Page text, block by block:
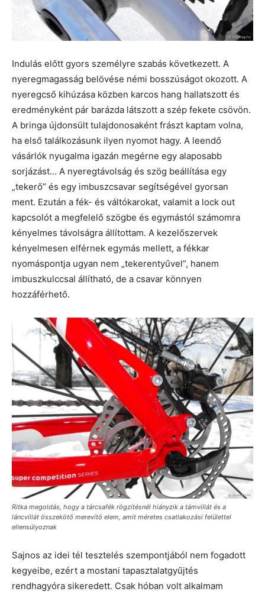
Indulás előtt gyors személyre szabás következett. A
nyeregmagasság belövése némi bosszúságot okozott. A
nyeregcső kihúzása közben karcos hang hallatszott és
eredményként pár barázda látszott a szép fekete csövön.
A bringa újdonsült tulajdonosaként frászt kaptam volna,
ha első találkozásunk ilyen nyomot hagy. A leendő
vásárlók nyugalma igazán megérne egy alaposabb
sorjázást… A nyeregtávolság és szög beállítása egy
„tekerő” és egy imbuszcsavar segítségével gyorsan
ment. Ezután a fék- és váltókarokat, valamit a lock out
kapcsolót a megfelelő szögbe és egymástól számomra
kényelmes távolságra állítottam. A kezelőszervek
kényelmesen elférnek egymás mellett, a fékkar
nyomáspontja ugyan nem „tekerentyűvel”, hanem
imbuszkulccsal állítható, de a csavar könnyen
hozzáférhető.
Ritka megoldás, hogy a tárcsafék rögzítésnél hiányzik a támvillát és a
láncvillát összekötő merevítő elem, amit méretes csatlakozási felülettel
ellensúlyoznak
Sajnos az idei tél tesztelés szempontjából nem fogadott
kegyeibe, ezért a mostani tapasztalatgyűjtés
rendhagyóra sikeredett. Csak hóban volt alkalmam